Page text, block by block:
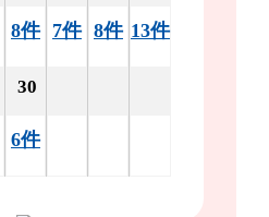
8件 7件 8件 13件
30
6件